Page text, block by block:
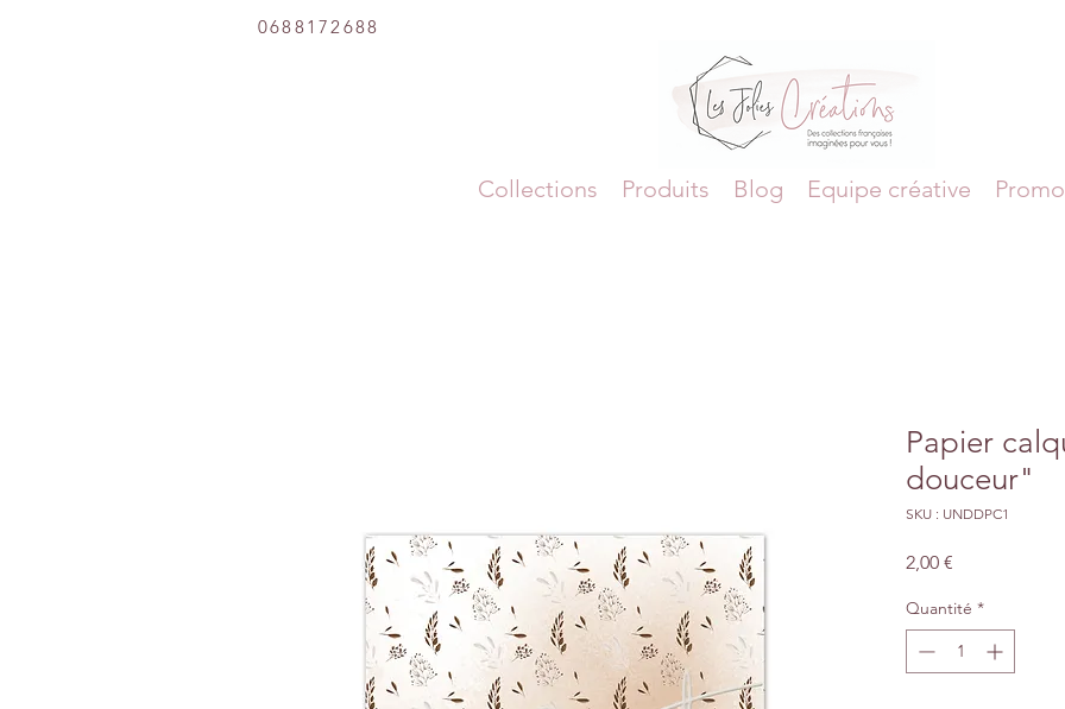
0688172688
Collections Produits Blog Equipe créative
Papier
douceur"
SKU : UNDDPC1
2,00 €
Quantité *